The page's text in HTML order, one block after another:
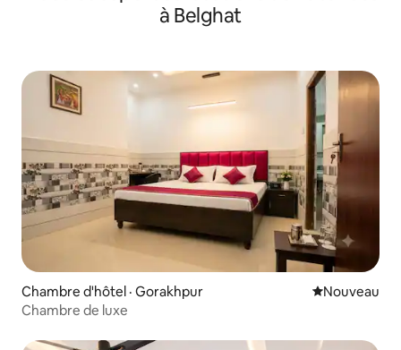
à Belghat
Chambre d'hôtel · Gorakhpur Nouvel
Nouveau
Chambre de luxe